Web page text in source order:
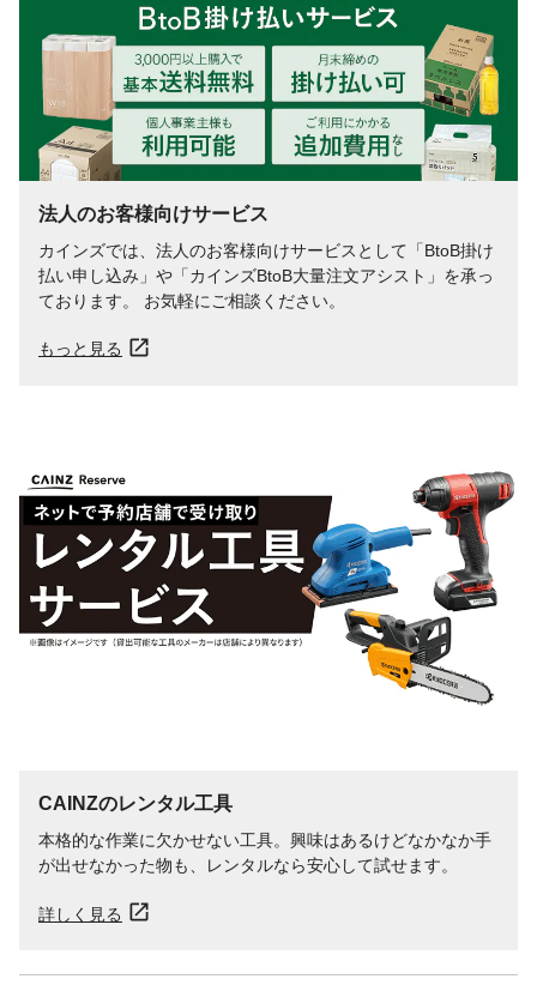
法人のお客様向けサービス
カインズでは、法人のお客様向けサービスとして「BtoB掛け
払い申し込み」や「カインズBtoB大量注文アシスト」を承っ
ております。 お気軽にご相談ください。
もっと見る
CAINZのレンタル工具
本格的な作業に欠かせない工具。興味はあるけどなかなか手
が出せなかった物も、レンタルなら安心して試せます。
詳しく見る